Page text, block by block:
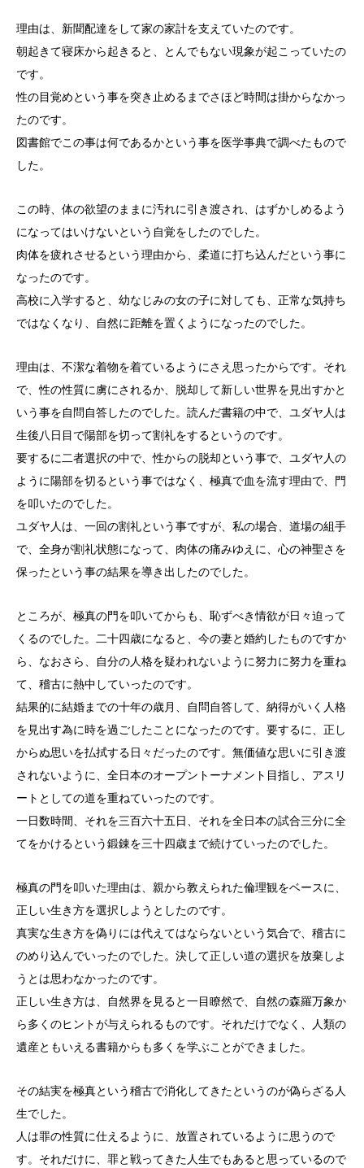
理由は、新聞配達をして家の家計を支えていたのです。
朝起きて寝床から起きると、とんでもない現象が起こっていたの
です。
性の目覚めという事を突き止めるまでさほど時間は掛からなかっ
たのです。
図書館でこの事は何であるかという事を医学事典で調べたもので
した。
この時、体の欲望のままに汚れに引き渡され、はずかしめるよう
になってはいけないという自覚をしたのでした。
肉体を疲れさせるという理由から、柔道に打ち込んだという事に
なったのです。
高校に入学すると、幼なじみの女の子に対しても、正常な気持ち
ではなくなり、自然に距離を置くようになったのでした。
理由は、不潔な着物を着ているようにさえ思ったからです。それ
で、性の性質に虜にされるか、脱却して新しい世界を見出すかと
いう事を自問自答したのでした。読んだ書籍の中で、ユダヤ人は
生後八日目で陽部を切って割礼をするというのです。
要するに二者選択の中で、性からの脱却という事で、ユダヤ人の
ように陽部を切るという事ではなく、極真で血を流す理由で、門
を叩いたのでした。
ユダヤ人は、一回の割礼という事ですが、私の場合、道場の組手
で、全身が割礼状態になって、肉体の痛みゆえに、心の神聖さを
保ったという事の結果を導き出したのでした。
ところが、極真の門を叩いてからも、恥ずべき情欲が日々迫って
くるのでした。二十四歳になると、今の妻と婚約したものですか
ら、なおさら、自分の人格を疑われないように努力に努力を重ね
て、稽古に熱中していったのです。
結果的に結婚までの十年の歳月、自問自答して、納得がいく人格
を見出す為に時を過ごしたことになったのです。要するに、正し
からぬ思いを払拭する日々だったのです。無価値な思いに引き渡
されないように、全日本のオープントーナメント目指し、アスリ
ートとしての道を重ねていったのです。
一日数時間、それを三百六十五日、それを全日本の試合三分に全
てをかけるという鍛錬を三十四歳まで続けていったのでした。
極真の門を叩いた理由は、親から教えられた倫理観をベースに、
正しい生き方を選択しようとしたのです。
真実な生き方を偽りには代えてはならないという気合で、稽古に
のめり込んでいったのでした。決して正しい道の選択を放棄しよ
うとは思わなかったのです。
正しい生き方は、自然界を見ると一目瞭然で、自然の森羅万象か
ら多くのヒントが与えられるものです。それだけでなく、人類の
遺産ともいえる書籍からも多くを学ぶことができました。
その結実を極真という稽古で消化してきたというのが偽らざる人
生でした。
人は罪の性質に仕えるように、放置されているように思うので
す。それだけに、罪と戦ってきた人生でもあると思っているので